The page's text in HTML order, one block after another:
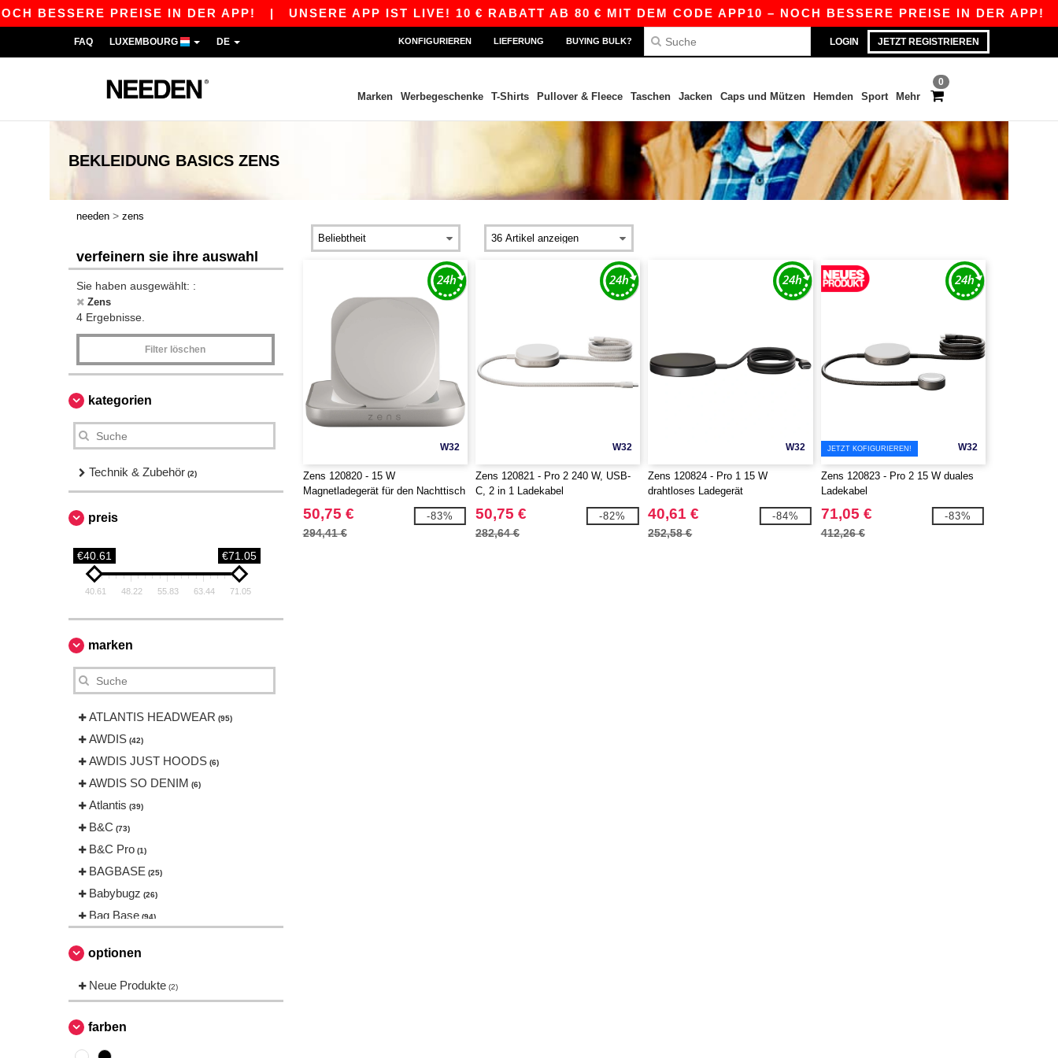
BESSERE PREISE IN DER APP!| UNSERE APP IST LIVE! 10 € RABATT AB 80 € MIT DEM CODE APP10 – NOCH BESSERE PREISE IN DER APP!|
LOGIN JETZT REGISTRIEREN
FAQ LUXEMBOURG DE KONFIGURIEREN LIEFERUNG BUYING BULK?
0
Marken Werbegeschenke T-Shirts Pullover & Fleece Taschen Jacken Caps und Mützen Hemden Sport Mehr
BEKLEIDUNG BASICS ZENS
needen > zens
verfeinern sie ihre auswahl
Sie haben ausgewählt: :
Zens
4 Ergebnisse.
Filter löschen
kategorien
Technik & Zubehör (2)
preis
€40.61 €71.05
40.61 48.22 55.83 63.44 71.05
marken
ATLANTIS HEADWEAR (95)
AWDIS (42)
AWDIS JUST HOODS (6)
AWDIS SO DENIM (6)
Atlantis (39)
B&C (73)
B&C Pro (1)
BAGBASE (25)
Babybugz (26)
Bag Base (94)
Bella+Canvas
Black&Match (6)
Build Your Brand (105)
CASE LOGIC
CLUBCLASS
optionen
Neue Produkte (2)
farben
W32
Zens 120820 - 15 W
Magnetladegerät für den Nachttisch
50,75 €
294,41 €
-83%
W32
Zens 120821 - Pro 2 240 W, USB-
C, 2 in 1 Ladekabel
50,75 €
282,64 €
-82%
W32
Zens 120824 - Pro 1 15 W
drahtloses Ladegerät
40,61 €
252,58 €
-84%
W32
JETZT KOFIGURIEREN!
Zens 120823 - Pro 2 15 W duales
Ladekabel
71,05 €
412,26 €
-83%